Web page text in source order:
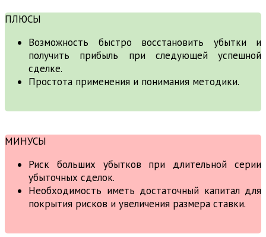
ПЛЮСЫ
Возможность быстро восстановить убытки и
получить прибыль при следующей успешной
сделке.
Простота применения и понимания методики.
МИНУСЫ
Риск больших убытков при длительной серии
убыточных сделок.
Необходимость иметь достаточный капитал для
покрытия рисков и увеличения размера ставки.